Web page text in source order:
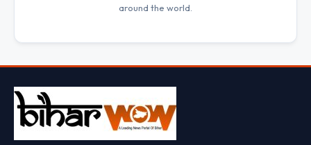
around the world.